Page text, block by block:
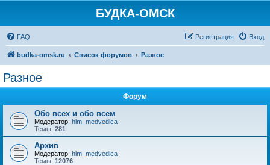
БУДКА-ОМСК
FAQ Вход
Регистрация
budka-omsk.ru Список форумов Разное
Разное
Форум
Обо всех и обо всем
Модератор: him_medvedica
Темы: 281
Архив
Модератор: him_medvedica
Темы: 12076